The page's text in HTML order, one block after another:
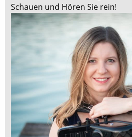
Schauen und Hören Sie rein!